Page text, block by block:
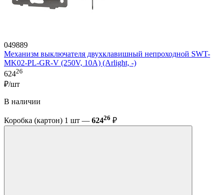
049889
Механизм выключателя двухклавишный непроходной SWT-
MK02-PL-GR-V (250V, 10A) (Arlight, -)
62426
₽/шт
В наличии
Коробка (картон) 1 шт — 62426 ₽